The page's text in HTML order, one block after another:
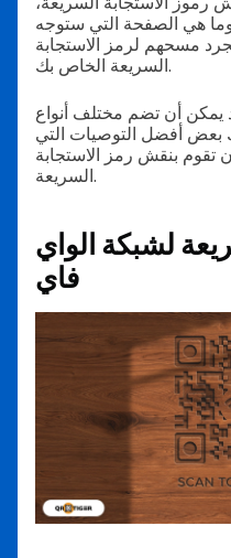
وما هي الصفحة التي ستوجه
مسحهم لرمز الاستجابة
السريعة الخاص بك.
يمكن أن تضم مختلف أنواع
بعض أفضل التوصيات التي
تقوم بنقش رمز الاستجابة
السريعة.
لشبكة الواي
فاي